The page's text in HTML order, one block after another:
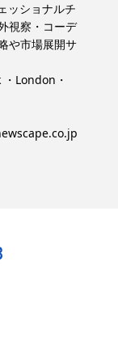
ッショナルチ
視察・コーデ
や市場展開サ
London・